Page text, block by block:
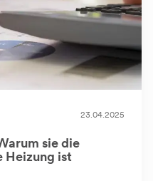
23.04.2025
sie die
Heizung ist